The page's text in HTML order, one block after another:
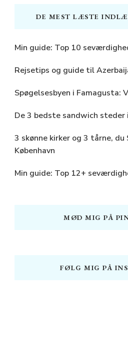
DE MEST LÆSTE
Min guide: Top 10
Rejsetips og guide til
Spøgelsesbyen i Famagusta:
De 3 bedste sandwich steder
3 skønne kirker og 3 tårne, du
København
Min guide: Top 12+
MØD MIG PÅ
FØLG MIG PÅ